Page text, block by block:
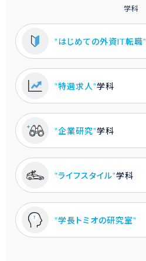
学科
"はじめての外資IT転職"
"特選求人"学科
"企業研究"学科
"ライフスタイル"学科
"学長トミオの研究室"